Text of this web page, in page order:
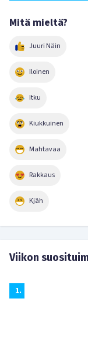
Mitä mieltä?
Juuri Näin
Iloinen
Itku
Kiukkuinen
Mahtavaa
Rakkaus
Kjäh
Viikon
1.